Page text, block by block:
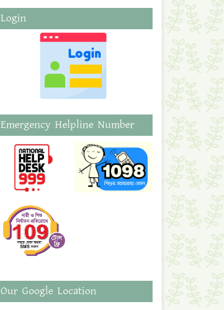
Login
Emergency Helpline Number
Our Google Location